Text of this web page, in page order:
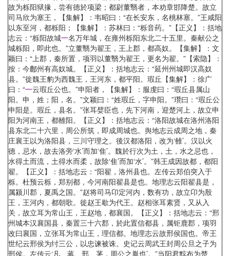
故为栎阳狱掾，尝有德於项梁；都尉董翳者，本劝章邯降楚。故立
司马欣为塞王，【集解】：韦昭曰：“在长安东，名桃林塞。”王咸阳
以东至河，都栎阳；【集解】：苏林曰：“栎音药。”【正义】：括地
志云：“栎阳故城一名万年城，在雍州栎阳东北二十五里。秦献公之
城栎阳，即此也。”立董翳为翟王，王上郡，都高奴。【集解】：文
颖曰：“上郡，秦所置，项羽以董翳为翟王，更名为翟。”【索隐】：
按：今鄜州有高奴城。【正义】：括地志云：“延州州城即汉高奴
县。”徙魏王豹为西魏王，王河东，都平阳。瑕丘【集解】：徐广
曰：“一云瑕丘公也。”申阳者，【集解】：服虔曰：“瑕丘县属山
阳。申，姓；阳，名。”文颖曰：“姓瑕丘，字申阳。”瓚曰：“瑕丘公
申阳是。瑕丘，县名。”张耳嬖臣也，先下河南，迎楚河上，故立申
阳为河南王，都雒阳。【正义】：括地志云：“洛阳故城在洛州洛阳
县东北二十六里，周公所筑，即成周城也。舆地志云成周之地，秦
庄襄王以为洛阳县，三川守理之。後汉都洛阳，改为‘雒’。汉以火
德，忌水，故去洛旁‘水’而加‘隹’。魏於行次为土，土，水之忌也，
水得土而流，土得水而柔，故除‘隹’而加‘水’。”韩王成因故都，都阳
翟。【正义】：括地志云：“阳翟，洛州县也。左传云郑伯突入于
栎。杜预云栎，郑别都，今河南阳翟县是也。地理志云阳翟县是，
属颍川郡，夏禹之国。”赵将司马卬定河内，数有功，故立卬为殷
王，王河内，都朝歌。徙赵王歇为代王。赵相张耳素贤，又从入
关，故立耳为常山王，王赵地，都襄国。【正义】：括地志云：“邢
州城本汉襄国县，秦置三十六郡，於此置信都县，属钜鹿郡，项羽
改曰襄国，立张耳为常山王，理信都。地理志云故邢侯国也。帝王
世纪云邢侯为纣三公，以忠谏被诛。史记云周武王封周公旦之子为
邢侯。左传云‘凡、蒋、邢、茅，周公之胤也’。”当阳君黥布为楚